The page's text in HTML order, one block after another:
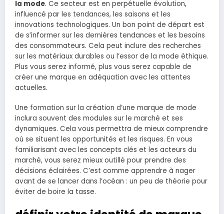
la mode. Ce secteur est en perpétuelle évolution,
influencé par les tendances, les saisons et les
innovations technologiques. Un bon point de départ est
de s’informer sur les dernières tendances et les besoins
des consommateurs. Cela peut inclure des recherches
sur les matériaux durables ou l’essor de la mode éthique.
Plus vous serez informé, plus vous serez capable de
créer une marque en adéquation avec les attentes
actuelles.
Une formation sur la création d’une marque de mode
inclura souvent des modules sur le marché et ses
dynamiques. Cela vous permettra de mieux comprendre
où se situent les opportunités et les risques. En vous
familiarisant avec les concepts clés et les acteurs du
marché, vous serez mieux outillé pour prendre des
décisions éclairées. C’est comme apprendre à nager
avant de se lancer dans l’océan : un peu de théorie pour
éviter de boire la tasse.